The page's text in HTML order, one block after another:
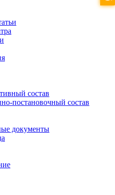
состав
постановочный состав
документы